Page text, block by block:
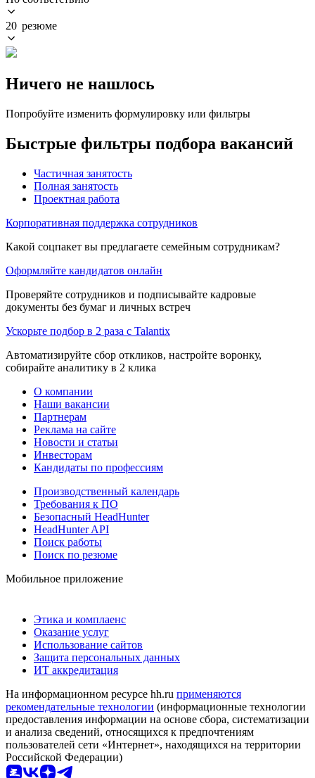
20 резюме
Ничего не нашлось
Попробуйте изменить формулировку или фильтры
Быстрые фильтры подбора вакансий
Частичная занятость
Полная занятость
Проектная работа
Корпоративная поддержка сотрудников
Какой соцпакет вы предлагаете семейным сотрудникам?
Оформляйте кандидатов онлайн
Проверяйте сотрудников и подписывайте кадровые
документы без бумаг и личных встреч
Ускорьте подбор в 2 раза с Talantix
Автоматизируйте сбор откликов, настройте воронку,
собирайте аналитику в 2 клика
О компании
Наши вакансии
Партнерам
Реклама на сайте
Новости и статьи
Инвесторам
Кандидаты по профессиям
Производственный календарь
Требования к ПО
Безопасный HeadHunter
HeadHunter API
Поиск работы
Поиск по резюме
Мобильное приложение
Этика и комплаенс
Оказание услуг
Использование сайтов
Защита персональных данных
ИТ аккредитация
На информационном ресурсе hh.ru применяются
рекомендательные технологии (информационные технологии
предоставления информации на основе сбора, систематизации
и анализа сведений, относящихся к предпочтениям
пользователей сети «Интернет», находящихся на территории
Российской Федерации)